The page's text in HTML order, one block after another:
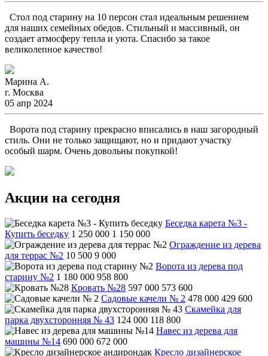
Стол под старину на 10 персон стал идеальным решением
для наших семейных обедов. Стильный и массивный, он
создает атмосферу тепла и уюта. Спасибо за такое
великолепное качество!
Марина А.
г. Москва
05 апр 2024
Ворота под старину прекрасно вписались в наш загородный
стиль. Они не только защищают, но и придают участку
особый шарм. Очень довольны покупкой!
Акции на сегодня
Беседка карета №3 -
Купить беседку 1 250 000 1 150 000
Ограждение из дерева
для террас №2 10 500 9 000
Ворота из дерева под
старину №2 1 180 000 958 800
Кровать №28 597 000 573 600
Садовые качели № 2 478 000 429 600
Скамейка для
парка двухсторонняя № 43 124 000 118 800
Навес из дерева для
машины №14 690 000 672 000
Кресло дизайнерское